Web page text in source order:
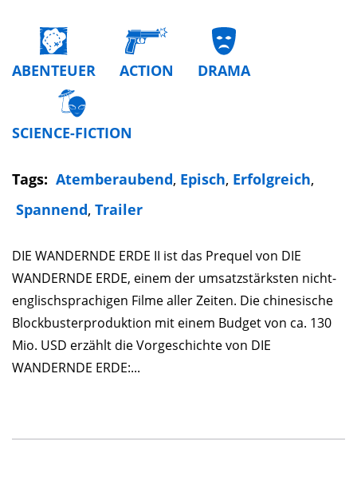
ABENTEUER ACTION DRAMA
SCIENCE-FICTION
Tags: Atemberaubend, Episch, Erfolgreich,
Spannend, Trailer
DIE WANDERNDE ERDE II ist das Prequel von DIE
WANDERNDE ERDE, einem der umsatzstärksten nicht-
englischsprachigen Filme aller Zeiten. Die chinesische
Blockbusterproduktion mit einem Budget von ca. 130
Mio. USD erzählt die Vorgeschichte von DIE
WANDERNDE ERDE:...